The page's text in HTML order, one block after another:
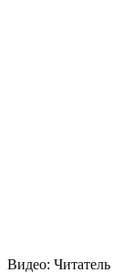
Видео: Читатель